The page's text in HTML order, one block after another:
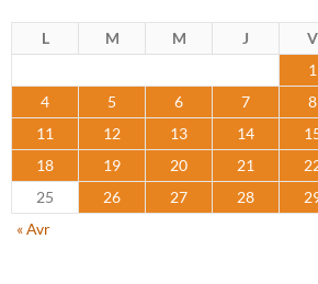
L M M J V
1
4
5 6 7 8
11
12 13 14
18
19 20 21
25
26 27 28
« Avr